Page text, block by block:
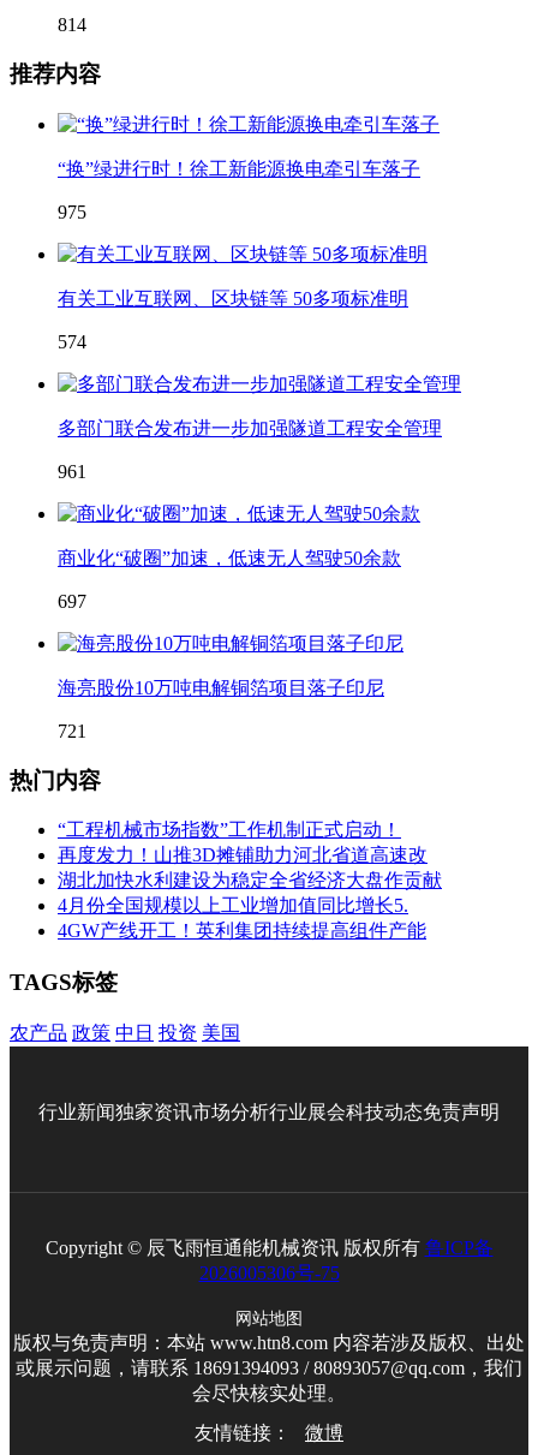
814
推荐内容
“换”绿进行时！徐工新能源换电牵引车落子
975
有关工业互联网、区块链等 50多项标准明
574
多部门联合发布进一步加强隧道工程安全管理
961
商业化“破圈”加速，低速无人驾驶50余款
697
海亮股份10万吨电解铜箔项目落子印尼
721
热门内容
“工程机械市场指数”工作机制正式启动！
再度发力！山推3D摊铺助力河北省道高速改
湖北加快水利建设为稳定全省经济大盘作贡献
4月份全国规模以上工业增加值同比增长5.
4GW产线开工！英利集团持续提高组件产能
TAGS标签
农产品 政策 中日 投资 美国
行业新闻独家资讯市场分析行业展会科技动态免责声明
Copyright © 辰飞雨恒通能机械资讯 版权所有 鲁ICP备
2026005306号-75
网站地图
版权与免责声明：本站 www.htn8.com 内容若涉及版权、出处
或展示问题，请联系 18691394093 / 80893057@qq.com，我们
会尽快核实处理。
友情链接：
微博